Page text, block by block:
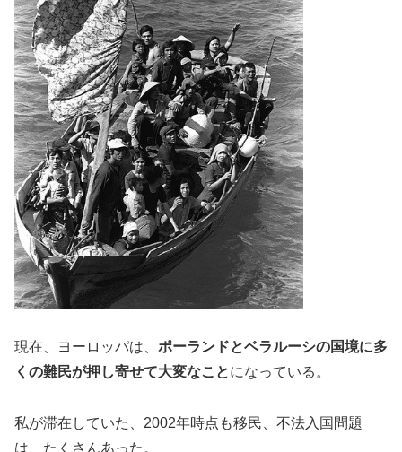
現在、ヨーロッパは、 ポーランドとベラルーシの国境に多
くの難民が押し寄せて大変なことになっている。
私が滞在していた、2002年時点も移民、不法入国問題
は、たくさんあった。